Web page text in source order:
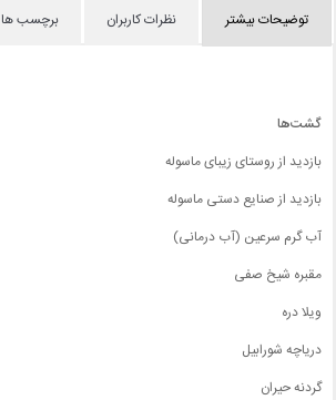
توضیحات بیشتر نظرات کاربران برچسب ها
گشت‌ها
بازدید از روستای زیبای ماسوله
بازدید از صنایع دستی ماسوله
آب گرم سرعین (آب درمانی)
مقبره شیخ صفی
ویلا دره
دریاچه شورابیل
گردنه حیران